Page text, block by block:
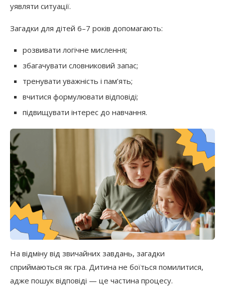
уявляти ситуації.
Загадки для дітей 6–7 років допомагають:
розвивати логічне мислення;
збагачувати словниковий запас;
тренувати уважність і пам’ять;
вчитися формулювати відповіді;
підвищувати інтерес до навчання.
На відміну від звичайних завдань, загадки
сприймаються як гра. Дитина не боїться помилитися,
адже пошук відповіді — це частина процесу.